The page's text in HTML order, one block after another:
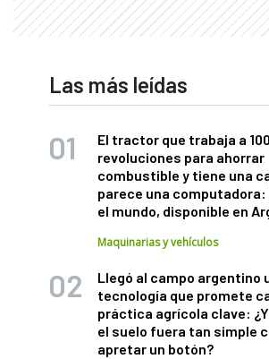
Las más leídas
El tractor que trabaja a
revoluciones para ahorrar
combustible y tiene una
parece una
el mundo, disponible en
Maquinarias y vehículos
Llegó al campo argentino
tecnología que promete
práctica agrícola clave:
el suelo fuera tan simple
apretar un botón?